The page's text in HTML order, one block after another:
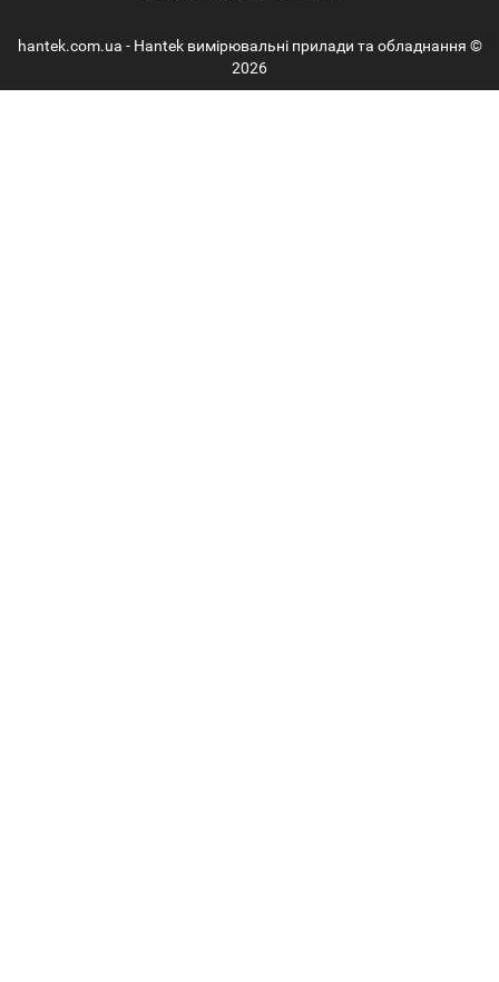
hantek.com.ua - Hantek вимірювальні прилади та обладнання ©
2026